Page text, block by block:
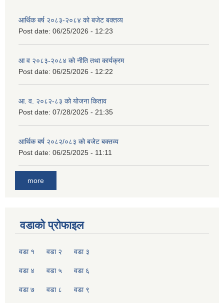
आर्थिक बर्ष २०८३-२०८४ को बजेट बक्तव्य
Post date: 06/25/2026 - 12:23
आ व २०८३-२०८४ को नीति तथा कार्यक्रम
Post date: 06/25/2026 - 12:22
आ. व. २०८२-८३ को योजना किताव
Post date: 07/28/2025 - 21:35
आर्थिक बर्ष २०८२/०८३ को बजेट बक्तव्य
Post date: 06/25/2025 - 11:11
more
वडाको प्रोफाइल
वडा १ वडा २ वडा ३
वडा ४ वडा ५ वडा ६
वडा ७ वडा ८ वडा ९